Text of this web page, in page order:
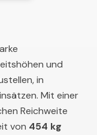
und
in
Mit einer
Reichweite
von 454 kg